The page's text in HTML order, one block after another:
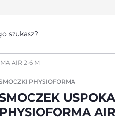
szukasz?
AIR 2-6 M
PHYSIOFORMA
PHYSIOFORMA